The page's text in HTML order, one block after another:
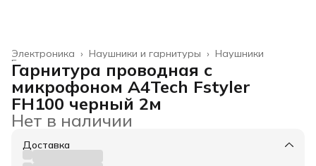
Наушники
Наушники и гарнитуры ›
Электроника ›
Главная
Гарнитура проводная с
микрофоном A4Tech Fstyler
FH100 черный 2м
Нет в наличии
Доставка